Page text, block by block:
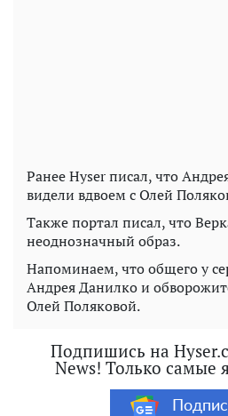
Ранее Hyser писал, что
видели вдвоем с Олей
Также портал писал, что
неоднозначный образ.
Напоминаем, что общего у
Андрея Данилко и
Олей Поляковой.
Подпишись на
News! Только самые